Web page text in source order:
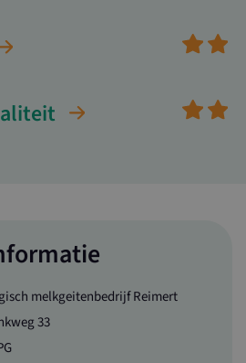
melkgeitenbedrijf Reimert
33